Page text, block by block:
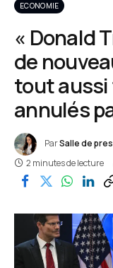
ECONOMIE
« Donald
de
tout aussi
annulés
ParSalle de
2 minutes de lecture